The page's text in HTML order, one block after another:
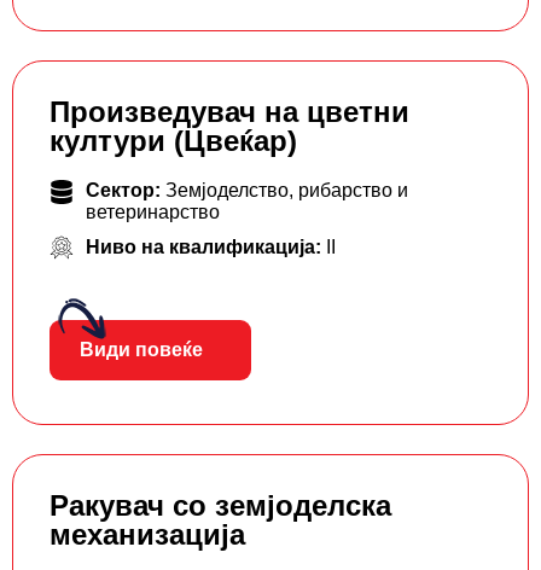
Произведувач на цветни
култури (Цвеќар)
Сектор: Земјоделство, рибарство и
ветеринарство
Ниво на квалификација:
Види повеќе
Ракувач со земјоделска
механизација